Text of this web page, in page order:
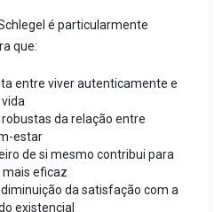
é particularmente
que:
entre viver autenticamente e
da relação entre
estar
de si mesmo contribui para
eficaz
da satisfação com a
existencial